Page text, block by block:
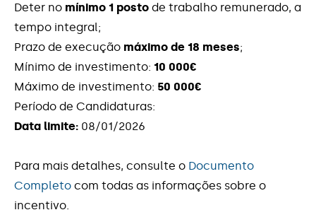
SICE - Inovação Produtiva - Regime
Contratual de Investimento
SICE - Inovação Produtiva - STEP Digital e
Biotecnologia
SICE – Qualificação das PME - Operações
SIID - I&D Empresarial - Regime Contratual
de Investimento
Deter no mínimo 1 posto de trabalho remunerado, a
tempo integral;
Prazo de execução máximo de 18 meses;
Mínimo de investimento: 10 000€
Máximo de investimento: 50 000€
Período de Candidaturas:
Data limite: 08/01/2026
Para mais detalhes, consulte o Documento
Completo com todas as informações sobre o
incentivo.